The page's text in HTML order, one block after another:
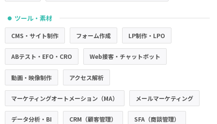
● ツール・素材
CMS・サイト制作 フォーム作成 LP制作・LPO
ABテスト・EFO・CRO Web接客・チャットボット
動画・映像制作 アクセス解析
マーケティングオートメーション（MA） メールマーケティング
データ分析・BI CRM（顧客管理） SFA（商談管理）